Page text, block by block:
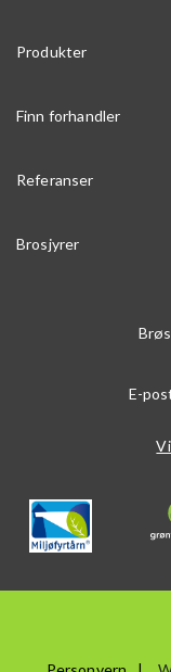
Produkter
Finn forhandler
Referanser
Brosjyrer
E-